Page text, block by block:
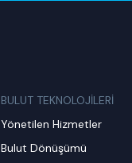
BULUT TEKNOLOJİLERİ
Yönetilen Hizmetler
Bulut Dönüşümü